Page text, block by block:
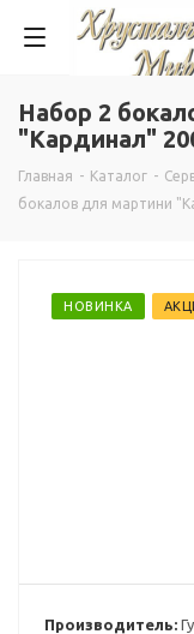
Набор 2
"Кардинал"
Главная - Каталог -
бокалов для мартини
НОВИНКА
Производитель: